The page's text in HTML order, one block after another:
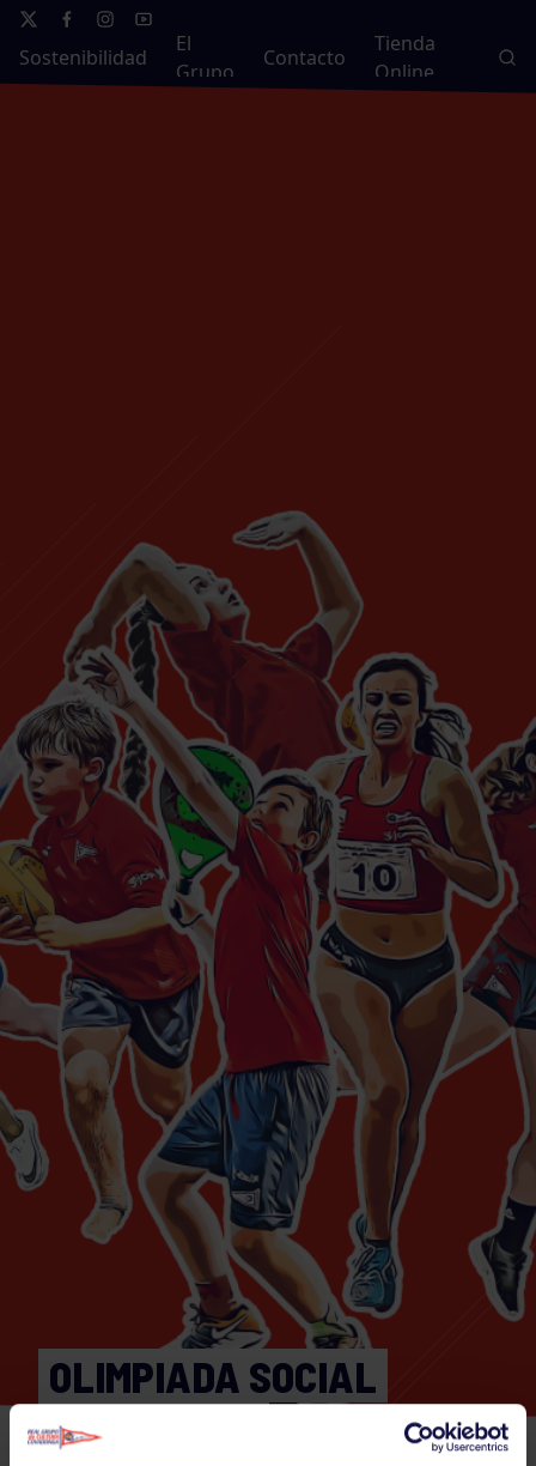
Sostenibilidad
El
Grupo
Contacto
Tienda
Online
OLIMPIADA SOCIAL
RUGBY 2025